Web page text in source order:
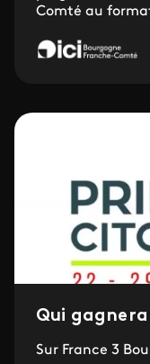
Comté au
Qui
Sur France 3